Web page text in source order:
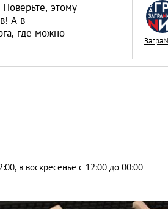
этому
А в
где можно
в воскресенье с 12:00 до 00:00
Дешево и